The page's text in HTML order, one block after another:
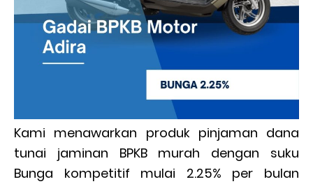
Kami menawarkan produk pinjaman dana
tunai jaminan BPKB murah dengan suku
Bunga kompetitif mulai 2.25% per bulan